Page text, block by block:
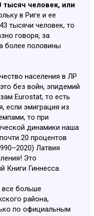
тысяч человек, или
в Риге и ее
тысячи человек, то
говоря, за
более половины
населения в ЛР
без войн, эпидемий
Eurostat, то есть
если эмиграция из
то при
динамики наша
20 процентов
Латвия
Это
Книги Гиннесса.
больше
района,
по официальным